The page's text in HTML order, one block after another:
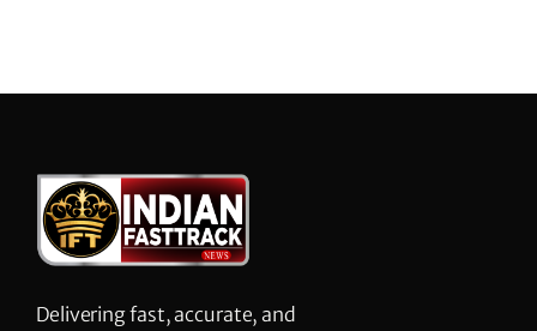
Delivering fast, accurate, and